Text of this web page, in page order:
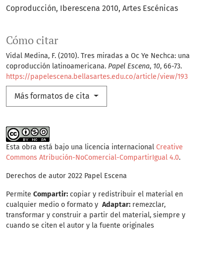
Coproducción Iberescena 2010 Artes Escénicas
Cómo citar
Vidal Medina, F. (2010). Tres miradas a Oc Ye Nechca: una
coproducción latinoamericana. Papel Escena, 10, 66-73.
https://papelescena.bellasartes.edu.co/article/view/193
Más formatos de cita
Esta obra está bajo una licencia internacional Creative
Commons Atribución-NoComercial-CompartirIgual 4.0.
Derechos de autor 2022 Papel Escena
Permite Compartir: copiar y redistribuir el material en
cualquier medio o formato y Adaptar: remezclar,
transformar y construir a partir del material, siempre y
cuando se citen el autor y la fuente originales